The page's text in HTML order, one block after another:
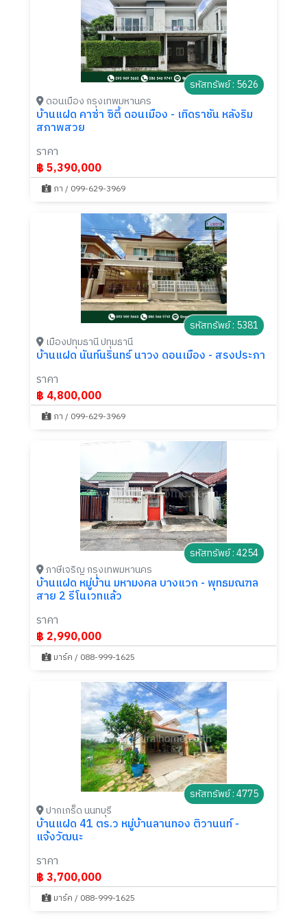
รหัสทรัพย์ : 5626
ดอนเมือง กรุงเทพมหานคร
บ้านแฝด คาซ่า ซิตี้ ดอนเมือง - เทิดราชัน หลังริม
สภาพสวย
ราคา
฿ 5,390,000
ภา / 099-629-3969
รหัสทรัพย์ : 5381
เมืองปทุมธานี ปทุมธานี
บ้านแฝด นันท์นรินทร์ นาวง ดอนเมือง - สรงประภา
ราคา
฿ 4,800,000
ภา / 099-629-3969
รหัสทรัพย์ : 4254
ภาษีเจริญ กรุงเทพมหานคร
บ้านแฝด หมู่บ้าน มหามงคล บางแวก - พุทธมณฑล
สาย 2 รีโนเวทแล้ว
ราคา
฿ 2,990,000
มาร์ค / 088-999-1625
รหัสทรัพย์ : 4775
ปากเกร็ด นนทบุรี
บ้านแฝด 41 ตร.ว หมู่บ้านลานทอง ติวานนท์ -
แจ้งวัฒนะ
ราคา
฿ 3,700,000
มาร์ค / 088-999-1625